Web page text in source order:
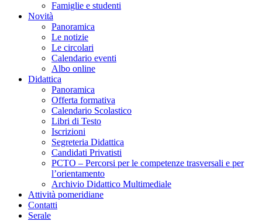
Famiglie e studenti
Novità
Panoramica
Le notizie
Le circolari
Calendario eventi
Albo online
Didattica
Panoramica
Offerta formativa
Calendario Scolastico
Libri di Testo
Iscrizioni
Segreteria Didattica
Candidati Privatisti
PCTO – Percorsi per le competenze trasversali e per
l’orientamento
Archivio Didattico Multimediale
Attività pomeridiane
Contatti
Serale